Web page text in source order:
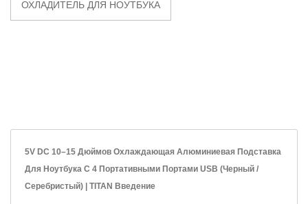
ОХЛАДИТЕЛЬ ДЛЯ НОУТБУКА
5V DC 10–15 Дюймов Охлаждающая Алюминиевая Подставка
Для Ноутбука С 4 Портативными Портами USB (черный /
Серебристый) | TITAN Введение